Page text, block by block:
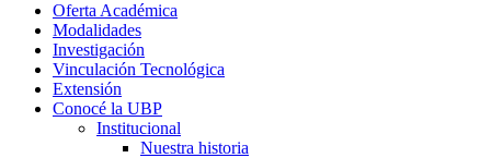
Oferta Académica
Modalidades
Investigación
Vinculación Tecnológica
Extensión
Conocé la UBP
Institucional
Nuestra historia